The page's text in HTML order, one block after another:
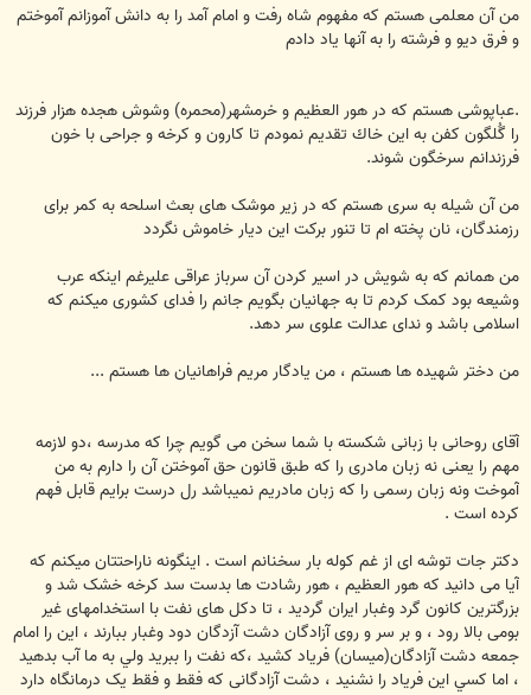
من آن معلمی هستم که مفهوم شاه رفت و امام آمد را به دانش آموزانم آموختم
و فرق دیو و فرشته را به آنها یاد دادم
.عباپوشی هستم که در هور العظیم و خرمشهر(محمره) وشوش هجده هزار فرزند
را گُلگون كفن به اين خاك تقدیم نمودم تا کارون و کرخه و جراحی با خون
فرزندانم سرخگون شوند.
من آن شیله به سری هستم که در زیر موشک های بعث اسلحه به کمر برای
رزمندگان، نان پخته ام تا تنور برکت این دیار خاموش نگردد
من همانم که به شویش در اسیر کردن آن سرباز عراقی عليرغم اينكه عرب
وشیعه بود کمک کردم تا به جهانیان بگویم جانم را فدای کشوری میکنم که
اسلامی باشد و ندای عدالت علوی سر دهد.
من دختر شهيده ها هستم ، من يادگار مريم فراهانيان ها هستم ...
آقای روحانی با زبانی شکسته با شما سخن می گویم چرا که مدرسه ،دو لازمه
مهم را یعنی نه زبان مادری را که طبق قانون حق آموختن آن را دارم به من
آموخت ونه زبان رسمی را که زبان مادریم نمیباشد رل درست برایم قابل فهم
کرده است .
دکتر جات توشه ای از غم کوله بار سخنانم است . اینگونه ناراحتتان میکنم که
آيا می دانید که هور العظیم ، هور رشادت ها بدست سد کرخه خشک شد و
بزرگترین کانون گرد وغبار ایران گرديد ، تا دکل های نفت با استخدامهای غیر
بومی بالا رود ، و بر سر و روی آزادگان دشت آزدگان دود وغبار ببارند ، اين را امام
جمعه دشت آزادگان(میسان) فریاد کشید ،كه نفت را ببريد ولي به ما آب بدهيد
، اما كسي اين فرياد را نشنيد ، دشت آزادگانی که فقط و فقط یک درمانگاه دارد